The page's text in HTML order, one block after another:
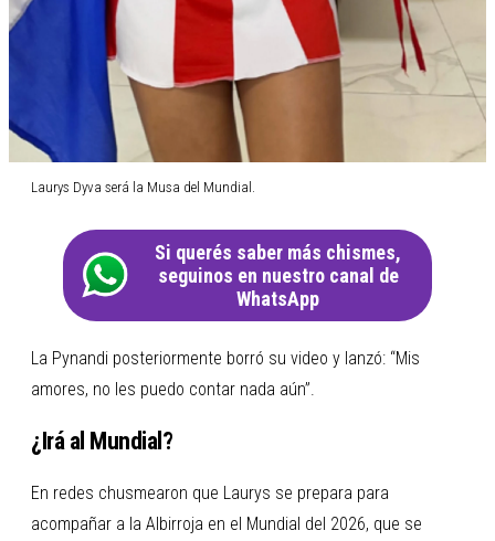
Laurys Dyva será la Musa del Mundial.
Si querés saber más chismes,
seguinos en nuestro canal de
WhatsApp
La Pynandi posteriormente borró su video y lanzó: “Mis
amores, no les puedo contar nada aún”.
¿Irá al Mundial?
En redes chusmearon que Laurys se prepara para
acompañar a la Albirroja en el Mundial del 2026, que se